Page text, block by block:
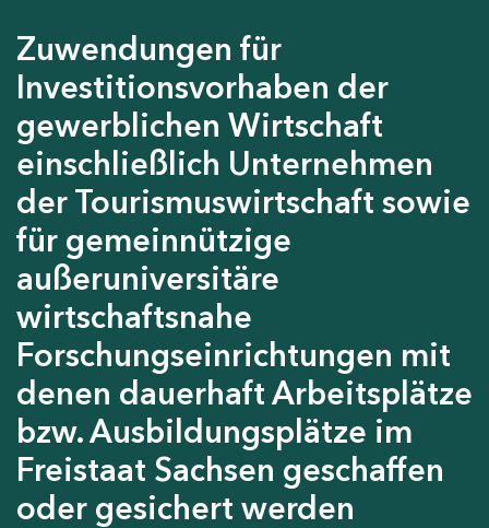
Zuwendungen für
Investitionsvorhaben der
gewerblichen Wirtschaft
einschließlich Unternehmen
der Tourismuswirtschaft sowie
für gemeinnützige
außeruniversitäre
wirtschaftsnahe
Forschungseinrichtungen mit
denen dauerhaft Arbeitsplätze
bzw. Ausbildungsplätze im
Freistaat Sachsen geschaffen
oder gesichert werden